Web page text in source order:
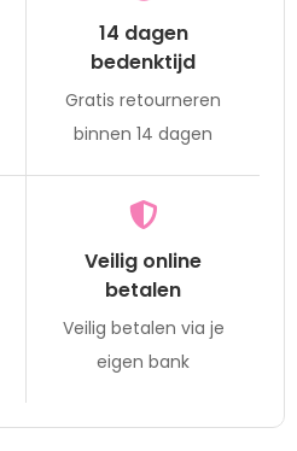
14 dagen
bedenktijd
Gratis retourneren
binnen 14 dagen
Veilig online
betalen
Veilig betalen via je
eigen bank